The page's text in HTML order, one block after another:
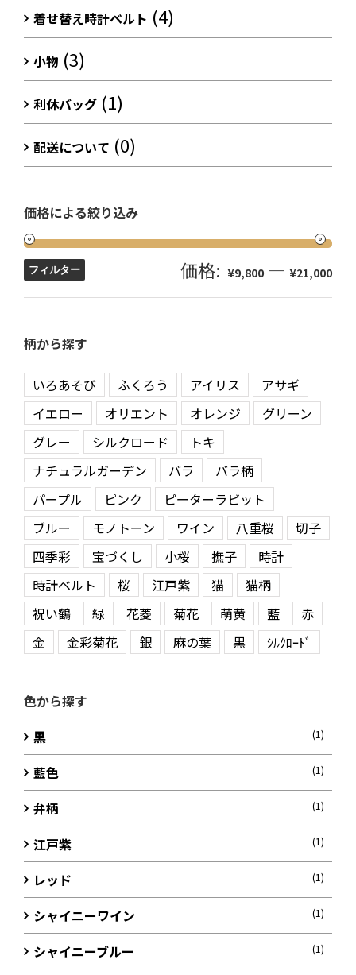
着せ替え時計ベルト (4)
小物 (3)
利休バッグ (1)
配送について (0)
価格による絞り込み
フィルター 価格: ¥9,800 — ¥21,000
柄から探す
いろあそび ふくろう アイリス
アサギ
イエロー
オリエント オレンジ
グリーン
グレー
シルクロード
トキ
ナチュラルガーデン
バラ
バラ柄
パープル
ピンク
ピーターラビット
ブルー
モノトーン ワイン 八重桜
切子
四季彩
宝づくし 小桜 撫子
時計
時計ベルト
桜 江戸紫 猫
猫柄
祝い鶴
緑 花菱 菊花 萌黄 藍
赤
金
金彩菊花 銀 麻の葉 黒 ｼﾙｸﾛｰﾄﾞ
色から探す
黒
(1)
藍色 (1)
弁柄 (1)
江戸紫 (1)
レッド (1)
シャイニーワイン (1)
シャイニーブルー (1)